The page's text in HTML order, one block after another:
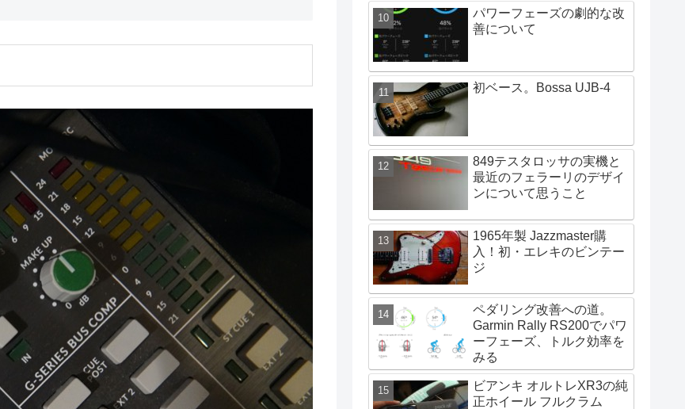
パワーフェーズの劇的な改
善について
初ベース。Bossa UJB-4
849テスタロッサの実機と
最近のフェラーリのデザイ
ンについて思うこと
1965年製 Jazzmaster購
入！初・エレキのビンテー
ジ
ペダリング改善への道。
Garmin Rally RS200でパワ
ーフェーズ、トルク効率を
みる
ビアンキ オルトレXR3の純
正ホイール フルクラム